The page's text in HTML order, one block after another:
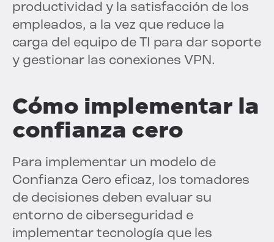
productividad y la satisfacción de los
empleados, a la vez que reduce la
carga del equipo de TI para dar soporte
y gestionar las conexiones VPN.
Cómo implementar la
confianza cero
Para implementar un modelo de
Confianza Cero eficaz, los tomadores
de decisiones deben evaluar su
entorno de ciberseguridad e
implementar tecnología que les